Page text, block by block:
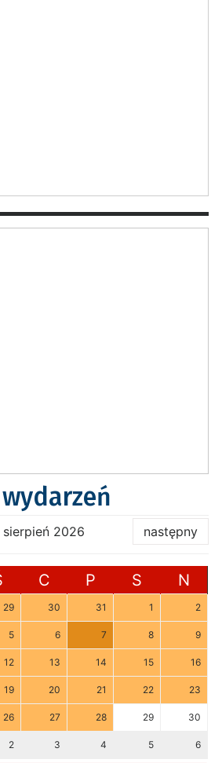
sierpień 2026 następny
C P S N
29 30 31 1 2
5 6 7 8 9
12 13 14 15 16
19 20 21 22 23
26 27 28 29 30
2 3 4 5 6